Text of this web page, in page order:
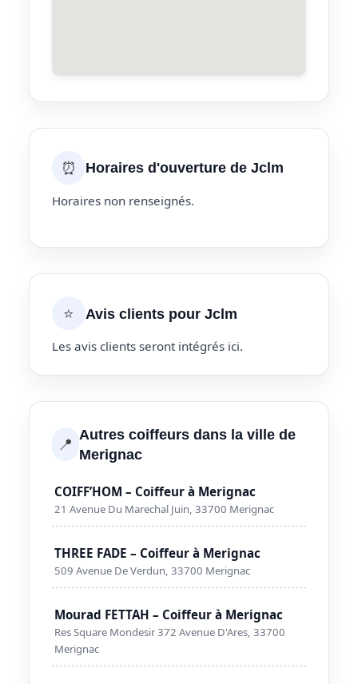
⏰ Horaires d'ouverture de Jclm
Horaires non renseignés.
⭐ Avis clients pour Jclm
Les avis clients seront intégrés ici.
📍 Autres coiffeurs dans la ville de
Merignac
COIFF’HOM – Coiffeur à Merignac
21 Avenue Du Marechal Juin, 33700 Merignac
THREE FADE – Coiffeur à Merignac
509 Avenue De Verdun, 33700 Merignac
Mourad FETTAH – Coiffeur à Merignac
Res Square Mondesir 372 Avenue D'Ares, 33700
Merignac